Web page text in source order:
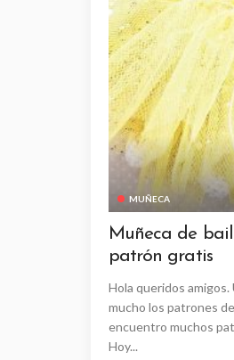
MUÑECA
Muñeca de
patrón gratis
Hola queridos
mucho los patrones
encuentro muchos
Hoy...